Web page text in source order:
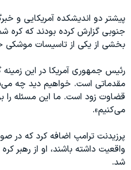
اسرائیل در جنگ
نرگس محمدی برنده جایزه نوبل صلح
همایش محافظه‌کاران آمریکا «سی‌پک»
صفحه‌های ویژه
سفر پرزیدنت ترامپ به چین
پیشتر دو اندیشکده آمریکایی و
جنوبی گزارش کرده بودند که کره
بخشی از یکی از تاسیسات موشکی
رئیس جمهوری آمریکا در این
مقدماتی است. خواهیم دید چه
قضاوت زود است. ما این مسئله را
می‌کنیم».
پرزیدنت ترامپ اضافه کرد که در
واقعیت داشته باشند، او از رهبر
شد.